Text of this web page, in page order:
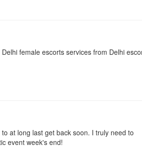
female escorts services from Delhi
at long last get back soon. I truly need to
event week's end!